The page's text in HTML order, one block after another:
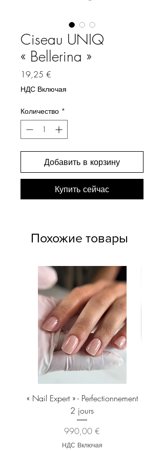
Ciseau UNIQ
« Bellerina »
19,25 €
НДС Включая
Количество *
Добавить в корзину
Купить сейчас
Похожие товары
« Nail Expert » - Perfectionnement
2 jours
Цена
990,00 €
НДС Включая